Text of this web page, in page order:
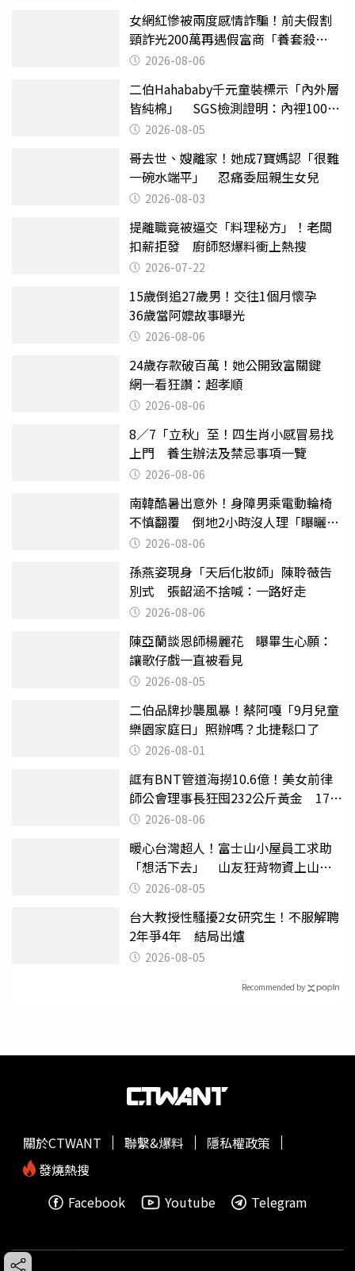
女網紅慘被兩度感情詐騙！前夫假割
頸詐光200萬再遇假富商「養套殺
2000萬」
2026-08-06
二伯Hahababy千元童裝標示「內外層
皆純棉」 SGS檢測證明：內裡100%
聚酯纖維
2026-08-05
哥去世、嫂離家！她成7寶媽認「很難
一碗水端平」 忍痛委屈親生女兒
2026-08-03
提離職竟被逼交「料理秘方」！老闆
扣薪拒發 廚師怒爆料衝上熱搜
2026-07-22
15歲倒追27歲男！交往1個月懷孕
36歲當阿嬤故事曝光
2026-08-06
24歲存款破百萬！她公開致富關鍵
網一看狂讚：超孝順
2026-08-06
8／7「立秋」至！四生肖小感冒易找
上門 養生辦法及禁忌事項一覽
2026-08-06
南韓酷暑出意外！身障男乘電動輪椅
不慎翻覆 倒地2小時沒人理「曝曬
亡」2026-08-06
孫燕姿現身「天后化妝師」陳聆薇告
別式 張韶涵不捨喊：一路好走
2026-08-06
陳亞蘭談恩師楊麗花 曝畢生心願：
讓歌仔戲一直被看見
2026-08-05
二伯品牌抄襲風暴！蔡阿嘎「9月兒童
樂園家庭日」照辦嗎？北捷鬆口了
2026-08-01
誆有BNT管道海撈10.6億！美女前律
師公會理事長狂囤232公斤黃金 17人
遭起訴
2026-08-06
暖心台灣超人！富士山小屋員工求助
「想活下去」 山友狂背物資上山：
台灣真的是寶島
2026-08-05
台大教授性騷擾2女研究生！不服解聘
2年爭4年 結局出爐
2026-08-05
Recommended by
關於CTWANT 聯繫&爆料
隱私權政策
發燒熱搜
Facebook
Youtube Telegram